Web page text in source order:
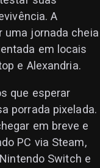
A
uma jornada cheia
em locais
e Alexandria.
que esperar
porrada pixelada.
em breve e
PC via Steam,
Switch e